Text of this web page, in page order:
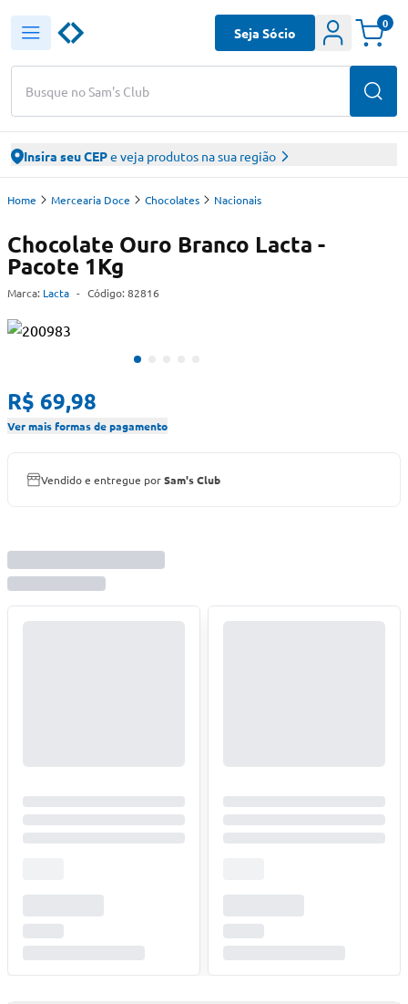
Busque no Sam's Club
Seja Sócio
0
Insira seu CEPe veja produtos na sua região
Home Mercearia Doce Chocolates Nacionais
Chocolate Ouro Branco Lacta -
Pacote 1Kg
Marca: Lacta - Código: 82816
R$ 69,98
Ver mais formas de pagamento
Vendido e entregue porSam's Club